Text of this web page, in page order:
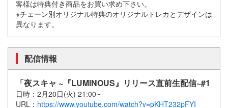
客様は特典付き商品をお買い求め下さい。
※チェーン別オリジナル特典のオリジナルトレカとデザインは
異なります。
配信情報
「夜スキャ ~『LUMINOUS』リリース直前生配信~#1
日時：2月20日(火) 21:00~
URL： https://www.youtube.com/watch?v=pKHT232pFYI